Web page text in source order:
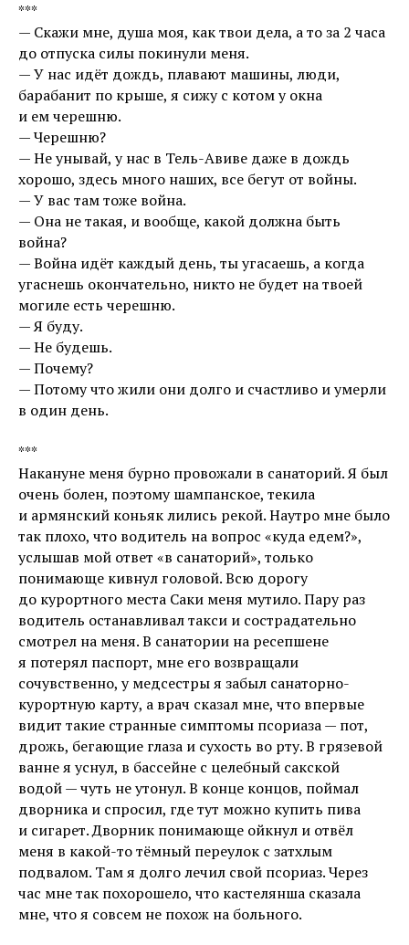
***
— Скажи мне, душа моя, как твои дела, а то за 2 часа
до отпуска силы покинули меня.
— У нас идёт дождь, плавают машины, люди,
барабанит по крыше, я сижу с котом у окна
и ем черешню.
— Черешню?
— Не унывай, у нас в Тель-Авиве даже в дождь
хорошо, здесь много наших, все бегут от войны.
— У вас там тоже война.
— Она не такая, и вообще, какой должна быть
война?
— Война идёт каждый день, ты угасаешь, а когда
угаснешь окончательно, никто не будет на твоей
могиле есть черешню.
— Я буду.
— Не будешь.
— Почему?
— Потому что жили они долго и счастливо и умерли
в один день.
***
Накануне меня бурно провожали в санаторий. Я был
очень болен, поэтому шампанское, текила
и армянский коньяк лились рекой. Наутро мне было
так плохо, что водитель на вопрос «куда едем?»,
услышав мой ответ «в санаторий», только
понимающе кивнул головой. Всю дорогу
до курортного места Саки меня мутило. Пару раз
водитель останавливал такси и сострадательно
смотрел на меня. В санатории на ресепшене
я потерял паспорт, мне его возвращали
сочувственно, у медсестры я забыл санаторно-
курортную карту, а врач сказал мне, что впервые
видит такие странные симптомы псориаза — пот,
дрожь, бегающие глаза и сухость во рту. В грязевой
ванне я уснул, в бассейне с целебный сакской
водой — чуть не утонул. В конце концов, поймал
дворника и спросил, где тут можно купить пива
и сигарет. Дворник понимающе ойкнул и отвёл
меня в какой-то тёмный переулок с затхлым
подвалом. Там я долго лечил свой псориаз. Через
час мне так похорошело, что кастелянша сказала
мне, что я совсем не похож на больного.